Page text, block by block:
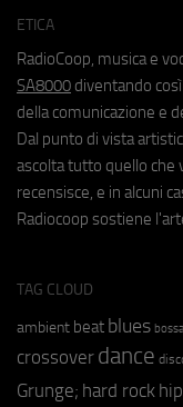
ETICA
RadioCoop, musica e
SA8000 diventando
della comunicazione e
Dal punto di vista
ascolta tutto quello che
recensisce, e in alcuni
Radiocoop sostiene
TAG CLOUD
ambient beat blues bossa
crossover dance
Grunge; hard rock